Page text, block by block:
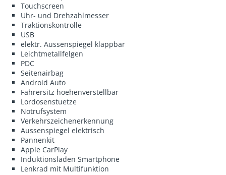
Touchscreen
Uhr- und Drehzahlmesser
Traktionskontrolle
USB
elektr. Aussenspiegel klappbar
Leichtmetallfelgen
PDC
Seitenairbag
Android Auto
Fahrersitz hoehenverstellbar
Lordosenstuetze
Notrufsystem
Verkehrszeichenerkennung
Aussenspiegel elektrisch
Pannenkit
Apple CarPlay
Induktionsladen Smartphone
Lenkrad mit Multifunktion